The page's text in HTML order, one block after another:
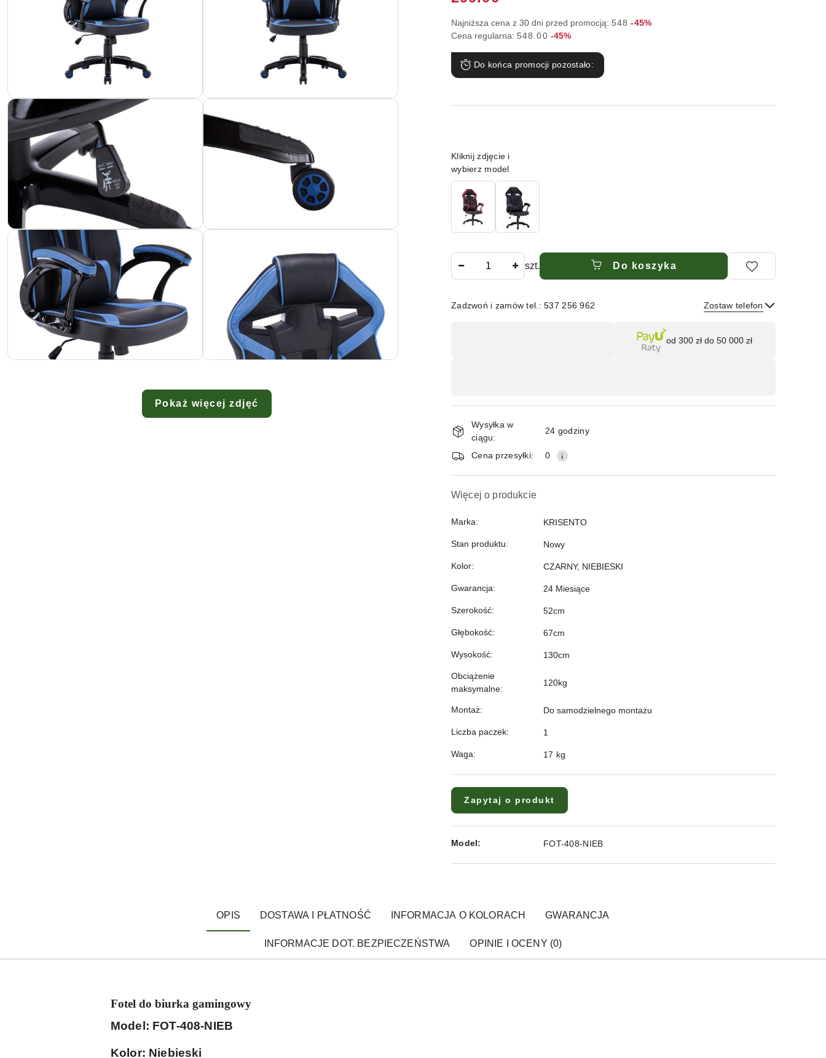
Pokaż więcej zdjęć
Najniższa cena z 30 dni przed promocją: 548 Rabat:
-45%
Cena regularna: 548.00 Rabat:
-45%
Do końca promocji pozostało:
Wariant
Kliknij zdjęcie i
wybierz model
szt. Do koszyka
Zadzwoń i zamów tel.: 537 256 962 Zostaw telefon
dostawa
od 300 zł do 50 000 zł
Wysyłka w
ciągu:
24 godziny
Cena przesyłki: 0
Więcej o produkcie
Marka: KRISENTO
Stan produktu: Nowy
Kolor: CZARNY, NIEBIESKI
Gwarancja: 24 Miesiące
Szerokość: 52cm
Głębokość: 67cm
Wysokość: 130cm
Obciążenie
maksymalne:
120kg
Montaż: Do samodzielnego montażu
Liczba paczek: 1
Waga: 17 kg
Zapytaj o produkt
Model: FOT-408-NIEB
OPIS DOSTAWA I PŁATNOŚĆ INFORMACJA O KOLORACH GWARANCJA
INFORMACJE DOT. BEZPIECZEŃSTWA OPINIE I OCENY (0)
Fotel do biurka gamingowy
Model: FOT-408-NIEB
Kolor: Niebieski